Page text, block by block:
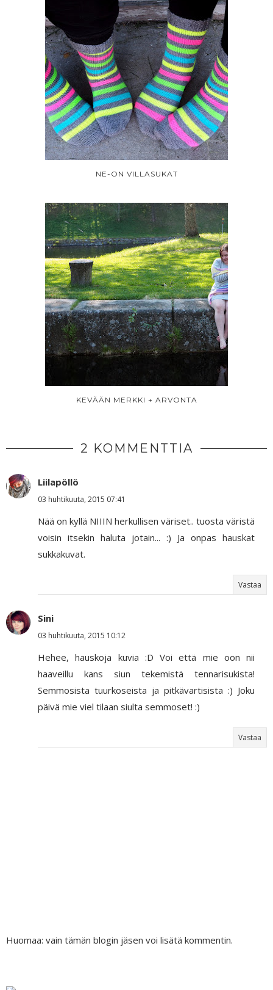
NE-ON VILLASUKAT
KEVÄÄN MERKKI + ARVONTA
2 KOMMENTTIA
Liilapöllö
03 huhtikuuta, 2015 07:41
Nää on kyllä NIIIN herkullisen väriset.. tuosta väristä
voisin itsekin haluta jotain... :) Ja onpas hauskat
sukkakuvat.
Vastaa
Sini
03 huhtikuuta, 2015 10:12
Hehee, hauskoja kuvia :D Voi että mie oon nii
haaveillu kans siun tekemistä tennarisukista!
Semmosista tuurkoseista ja pitkävartisista :) Joku
päivä mie viel tilaan siulta semmoset! :)
Vastaa
Huomaa: vain tämän blogin jäsen voi lisätä kommentin.